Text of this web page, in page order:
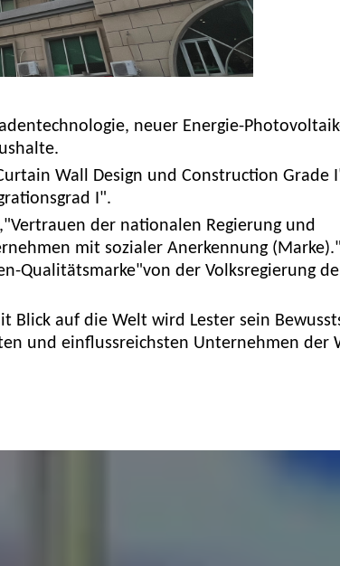
neuer Energie-
Wall Design und Construction Grade
I".
der nationalen Regierung und
mit sozialer Anerkennung
Qualitätsmarke"von der Volksregierung
Blick auf die Welt wird Lester sein
und einflussreichsten Unternehmen der